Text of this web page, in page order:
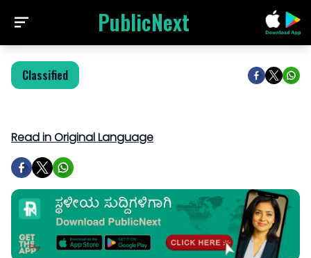
PublicNext
Classified
Read in Original Language